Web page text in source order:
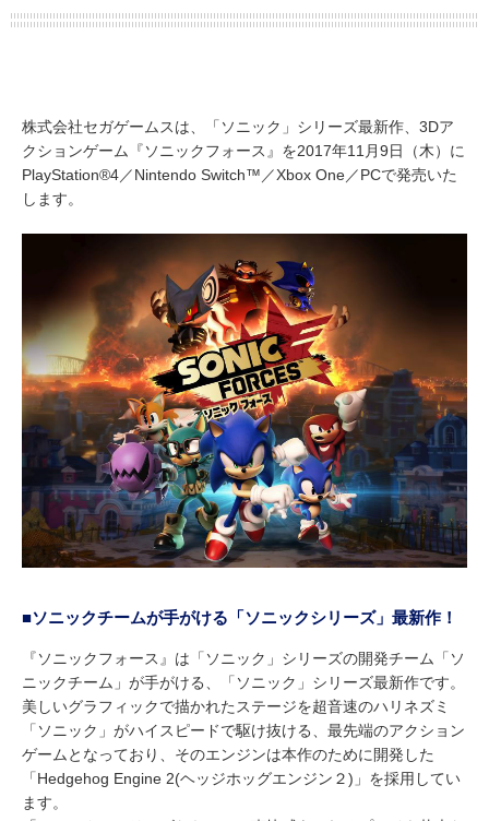
株式会社セガゲームスは、「ソニック」シリーズ最新作、3Dア
クションゲーム『ソニックフォース』を2017年11月9日（木）に
PlayStation®4／Nintendo Switch™／Xbox One／PCで発売いた
します。
■ソニックチームが手がける「ソニックシリーズ」最新作！
『ソニックフォース』は「ソニック」シリーズの開発チーム「ソ
ニックチーム」が手がける、「ソニック」シリーズ最新作です。
美しいグラフィックで描かれたステージを超音速のハリネズミ
「ソニック」がハイスピードで駆け抜ける、最先端のアクション
ゲームとなっており、そのエンジンは本作のために開発した
「Hedgehog Engine 2(ヘッジホッグエンジン２)」を採用してい
ます。